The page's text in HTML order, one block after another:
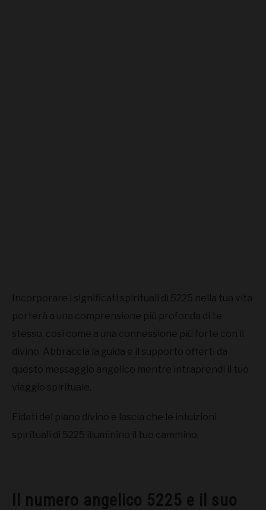
Incorporare i significati spirituali di 5225 nella tua vita
porterà a una comprensione più profonda di te
stesso, così come a una connessione più forte con il
divino. Abbraccia la guida e il supporto offerti da
questo messaggio angelico mentre intraprendi il tuo
viaggio spirituale.
Fidati del piano divino e lascia che le intuizioni
spirituali di 5225 illuminino il tuo cammino.
Il numero angelico 5225 e il suo